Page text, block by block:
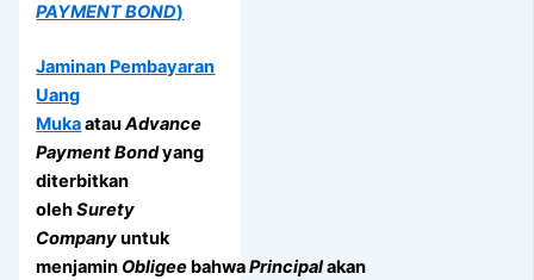
PAYMENT BOND)
Jaminan Pembayaran
Uang
MukaatauAdvance
Payment Bondyang
diterbitkan
olehSurety
Companyuntuk
menjamin Obligee bahwaPrincipalakan